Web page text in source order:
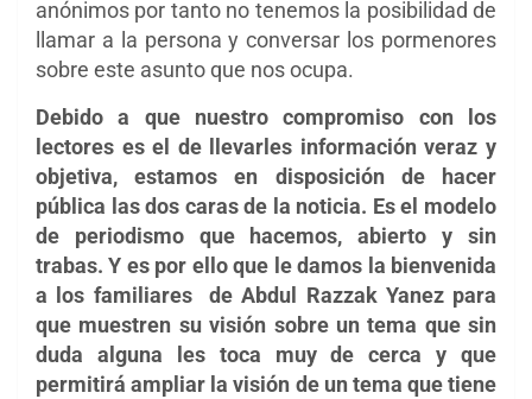
anónimos por tanto no tenemos la posibilidad de
llamar a la persona y conversar los pormenores
sobre este asunto que nos ocupa.
Debido a que nuestro compromiso con los
lectores es el de llevarles información veraz y
objetiva, estamos en disposición de hacer
pública las dos caras de la noticia. Es el modelo
de periodismo que hacemos, abierto y sin
trabas. Y es por ello que le damos la bienvenida
a los familiares deAbdul Razzak Yanez para
que muestren su visión sobre un tema que sin
duda alguna les toca muy de cerca y que
permitirá ampliar la visión de un tema que tiene